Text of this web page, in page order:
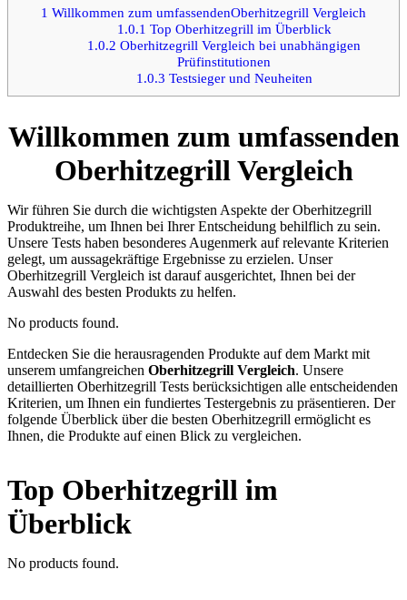
1 Willkommen zum umfassendenOberhitzegrill Vergleich
1.0.1 Top Oberhitzegrill im Überblick
1.0.2 Oberhitzegrill Vergleich bei unabhängigen
Prüfinstitutionen
1.0.3 Testsieger und Neuheiten
Willkommen zum umfassenden
Oberhitzegrill Vergleich
Wir führen Sie durch die wichtigsten Aspekte der Oberhitzegrill
Produktreihe, um Ihnen bei Ihrer Entscheidung behilflich zu sein.
Unsere Tests haben besonderes Augenmerk auf relevante Kriterien
gelegt, um aussagekräftige Ergebnisse zu erzielen. Unser
Oberhitzegrill Vergleich ist darauf ausgerichtet, Ihnen bei der
Auswahl des besten Produkts zu helfen.
No products found.
Entdecken Sie die herausragenden Produkte auf dem Markt mit
unserem umfangreichen Oberhitzegrill Vergleich. Unsere
detaillierten Oberhitzegrill Tests berücksichtigen alle entscheidenden
Kriterien, um Ihnen ein fundiertes Testergebnis zu präsentieren. Der
folgende Überblick über die besten Oberhitzegrill ermöglicht es
Ihnen, die Produkte auf einen Blick zu vergleichen.
Top Oberhitzegrill im
Überblick
No products found.